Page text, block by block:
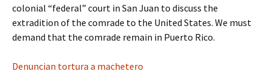
colonial “federal” court in San Juan to discuss the
extradition of the comrade to the United States. We must
demand that the comrade remain in Puerto Rico.
Denuncian tortura a machetero